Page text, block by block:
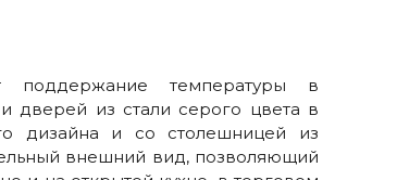
поддержание температуры в
из стали серого цвета в
дизайна и со столешницей из
внешний вид, позволяющий